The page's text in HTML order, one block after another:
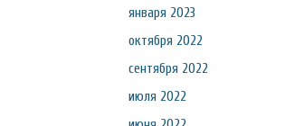
января 2023
октября 2022
сентября 2022
июля 2022